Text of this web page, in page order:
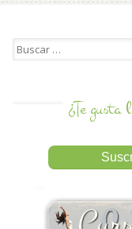
Search for:
¿Te gusta